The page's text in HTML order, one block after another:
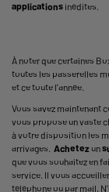
applications inédites.
À noter que certaines
toutes les passerelles
et ce toute l’année.
Vous savez maintenant
vous propose un vaste
à votre disposition les
arrivages. Achetez un
que vous souhaitez en
service. Il vous
téléphone ou par mail.